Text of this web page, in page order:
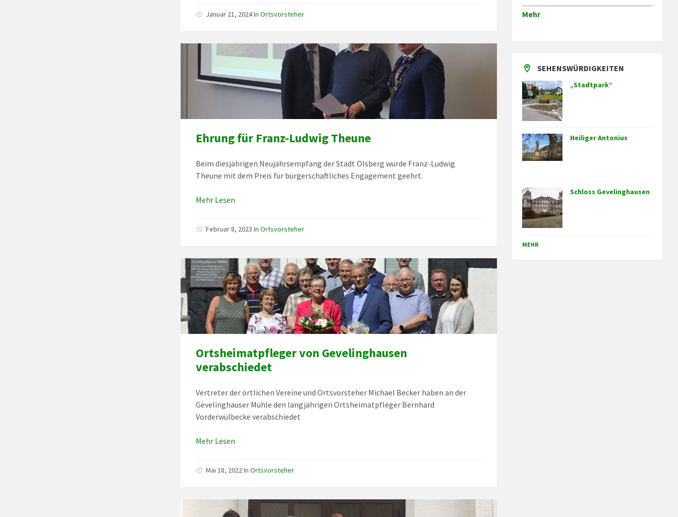
Januar 21, 2024InOrtsvorsteher
Ehrung für Franz-Ludwig Theune
Beim diesjährigen Neujahrsempfang der Stadt Olsberg wurde Franz-Ludwig
Theune mit dem Preis für bürgerschaftliches Engagement geehrt.
Mehr Lesen
Februar 8, 2023InOrtsvorsteher
Ortsheimatpfleger von Gevelinghausen
verabschiedet
Vertreter der örtlichen Vereine und Ortsvorsteher Michael Becker haben an der
Gevelinghauser Mühle den langjährigen Ortsheimatpfleger Bernhard
Vorderwülbecke verabschiedet
Mehr Lesen
Mai 18, 2022InOrtsvorsteher
Mehr
SEHENSWÜRDIGKEITEN
„Stadtpark“
Heiliger Antonius
Schloss Gevelinghausen
MEHR